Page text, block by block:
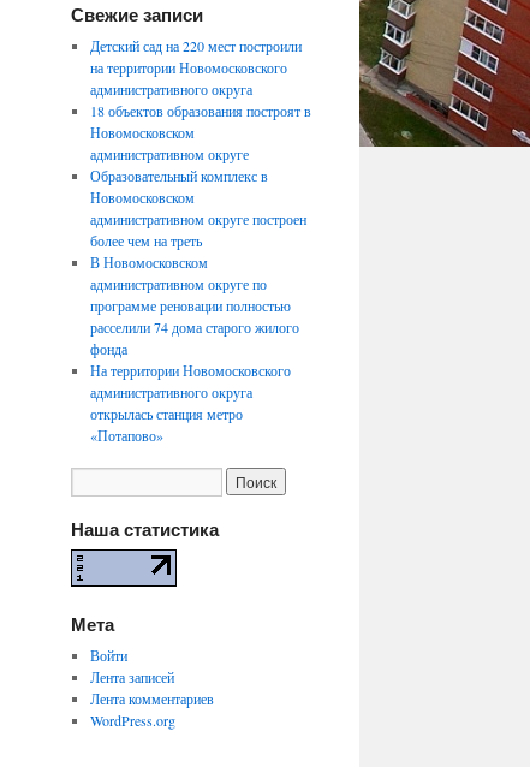
Свежие записи
Детский сад на 220 мест построили
на территории Новомосковского
административного округа
18 объектов образования построят в
Новомосковском
административном округе
Образовательный комплекс в
Новомосковском
административном округе построен
более чем на треть
В Новомосковском
административном округе по
программе реновации полностью
расселили 74 дома старого жилого
фонда
На территории Новомосковского
административного округа
открылась станция метро
«Потапово»
Наша статистика
Мета
Войти
Лента записей
Лента комментариев
WordPress.org